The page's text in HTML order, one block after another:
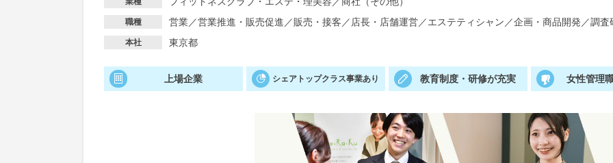
職種 営業／営業推進・販売促進 ／販売・接客 ／ 店長・店舗運営／エステティシャン ／企画・商品開発 ／調査
本社 東京都
上場企業 シェアトップクラス事業あり 教育制度・研修が充実 女性管理